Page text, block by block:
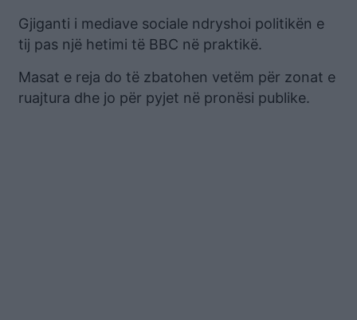
Gjiganti i mediave sociale ndryshoi politikën e
tij pas një hetimi të BBC në praktikë.
Masat e reja do të zbatohen vetëm për zonat e
ruajtura dhe jo për pyjet në pronësi publike.